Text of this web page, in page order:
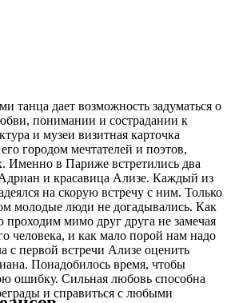
танца дает возможность задуматься о
понимании и сострадании к
и музеи визитная карточка
городом мечтателей и поэтов,
Именно в Париже встретились два
и красавица Ализе. Каждый из
на скорую встречу с ним. Только
молодые люди не догадывались. Как
мимо друг друга не замечая
человека, и как мало порой нам надо
с первой встречи Ализе оценить
Понадобилось время, чтобы
ошибку. Сильная любовь способна
и справиться с любыми